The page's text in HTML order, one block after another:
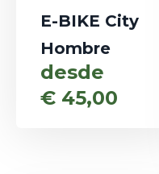
E-BIKE City
Hombre
desde
€ 45,00